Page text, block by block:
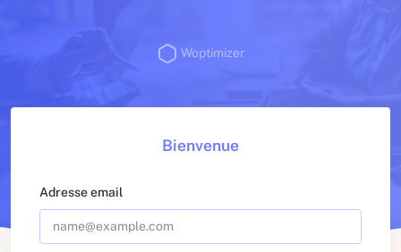
Woptimizer
Bienvenue
Adresse email